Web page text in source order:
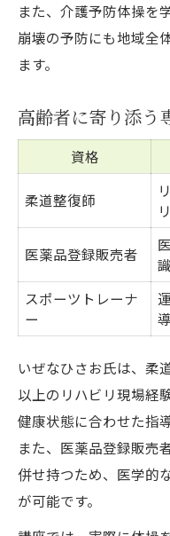
また、介護予防体操を
崩壊の予防にも地域全
ます。
高齢者に寄り添う
資格
柔道整復師
リ
医薬品登録販売者
識
スポーツトレーナ
ー
導
いぜなひさお氏は、柔
以上のリハビリ現場経
健康状態に合わせた指
また、医薬品登録販売
併せ持つため、医学的
が可能です。